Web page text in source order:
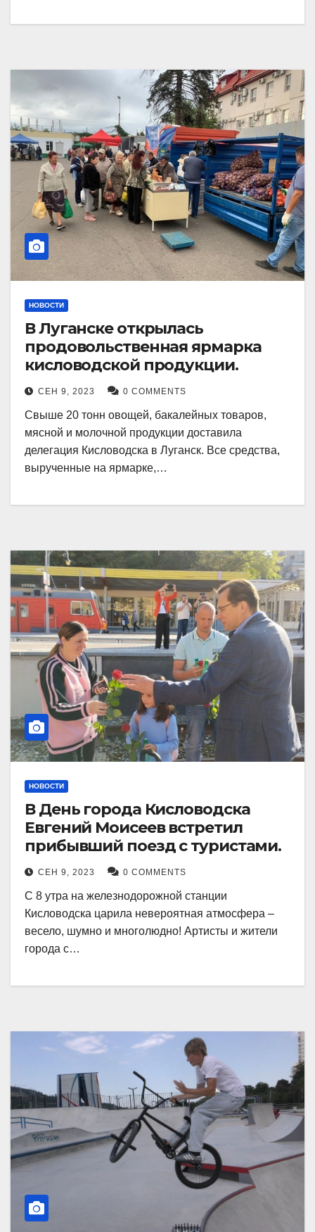
НОВОСТИ
В Луганске открылась
продовольственная ярмарка
кисловодской продукции.
СЕН 9, 2023 0 COMMENTS
Свыше 20 тонн овощей, бакалейных товаров,
мясной и молочной продукции доставила
делегация Кисловодска в Луганск. Все средства,
вырученные на ярмарке,…
НОВОСТИ
В День города Кисловодска
Евгений Моисеев встретил
прибывший поезд с туристами.
СЕН 9, 2023 0 COMMENTS
С 8 утра на железнодорожной станции
Кисловодска царила невероятная атмосфера –
весело, шумно и многолюдно! Артисты и жители
города с…